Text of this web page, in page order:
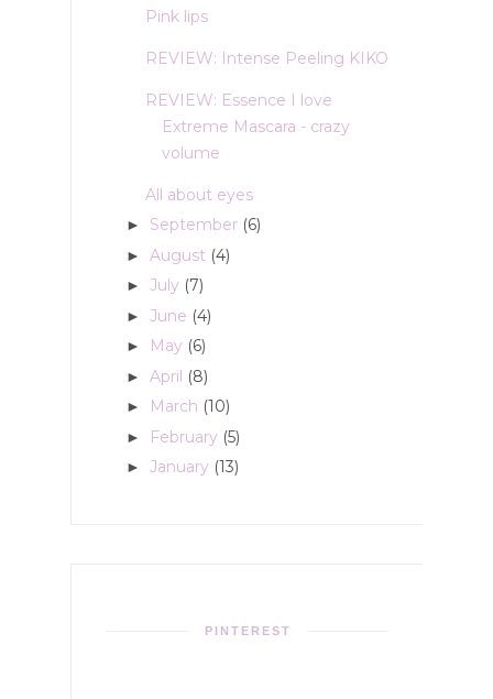
Pink lips
REVIEW: Intense Peeling KIKO
REVIEW: Essence I love
Extreme Mascara - crazy
volume
All about eyes
► September (6)
► August (4)
► July (7)
► June (4)
► May (6)
► April (8)
► March (10)
► February (5)
► January (13)
PINTEREST